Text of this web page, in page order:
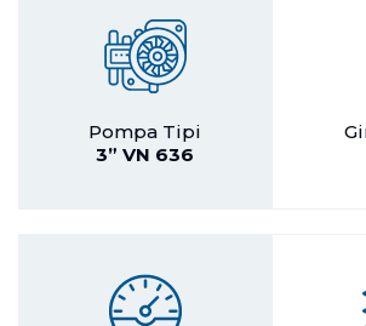
Pompa Tipi
3” VN 636